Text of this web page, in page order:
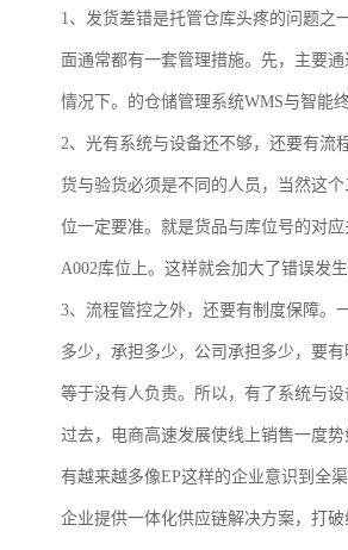
1、发货差错是托管仓库头疼的问题之
面通常都有一套管理措施。先，主要
情况下。的仓储管理系统WMS与智能
2、光有系统与设备还不够，还要有流
货与验货必须是不同的人员，当然这
位一定要准。就是货品与库位号的对
A002库位上。这样就会加大了错误发生
3、流程管控之外，还要有制度保障。
多少，承担多少，公司承担多少，要
等于没有人负责。所以，有了系统与
过去，电商高速发展使线上销售一度
有越来越多像EP这样的企业意识到全
企业提供一体化供应链解决方案，打